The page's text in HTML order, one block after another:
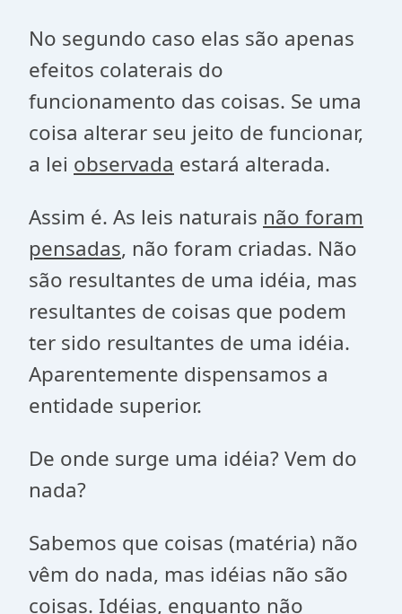
No segundo caso elas são apenas
efeitos colaterais do
funcionamento das coisas. Se uma
coisa alterar seu jeito de funcionar,
a lei observada estará alterada.
Assim é. As leis naturais não foram
pensadas, não foram criadas. Não
são resultantes de uma idéia, mas
resultantes de coisas que podem
ter sido resultantes de uma idéia.
Aparentemente dispensamos a
entidade superior.
De onde surge uma idéia? Vem do
nada?
Sabemos que coisas (matéria) não
vêm do nada, mas idéias não são
coisas. Idéias, enquanto não